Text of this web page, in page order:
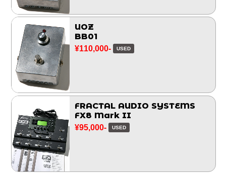
UOZ
BB01
¥110,000- USED
FRACTAL AUDIO SYSTEMS
FX8 Mark II
¥95,000- USED